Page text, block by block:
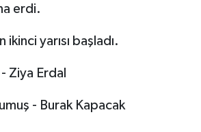
erdi.
ikinci yarısı başladı.
Ziya Erdal
- Burak Kapacak